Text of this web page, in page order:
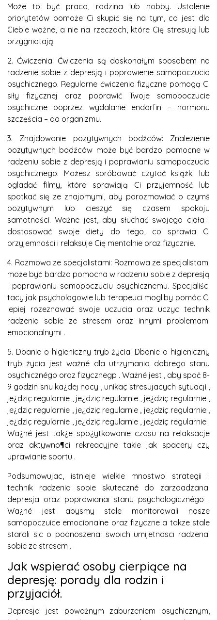
Może to być praca, rodzina lub hobby. Ustalenie
priorytetów pomoże Ci skupić się na tym, co jest dla
Ciebie ważne, a nie na rzeczach, które Cię stresują lub
przygniatają.
2. Ćwiczenia: Ćwiczenia są doskonałym sposobem na
radzenie sobie z depresją i poprawienie samopoczucia
psychicznego. Regularne ćwiczenia fizyczne pomogą Ci
siły fizycznej oraz poprawić Twoje samopoczucie
psychiczne poprzez wydalanie endorfin – hormonu
szczęścia – do organizmu.
3. Znajdowanie pozytywnych bodźców: Znalezienie
pozytywnych bodźców może być bardzo pomocne w
radzeniu sobie z depresją i poprawianiu samopoczucia
psychicznego. Możesz spróbować czytać książki lub
ogladać filmy, które sprawiają Ci przyjemność lub
spotkać się ze znajomymi, aby porozmawiać o czymś
pozytywnym lub cieszyć się czasem spokoju
samotności. Ważne jest, aby słuchać swojego ciała i
dostosować swoje diety do tego, co sprawia Ci
przyjemności i relaksuje Cię mentalnie oraz fizycznie.
4. Rozmowa ze specjalistami: Rozmowa ze specjalistami
może być bardzo pomocna w radzeniu sobie z depresją
i poprawianiu samopoczuciu psychicznemu. Specjaliści
tacy jak psychologowie lub terapeuci mogliby pomóc Ci
lepiej rozeznawać swoje uczucia oraz uczyc technik
radzenia sobie ze stresem oraz innymi problemami
emocionalnymi .
5. Dbanie o higieniczny tryb życia: Dbanie o higieniczny
tryb życia jest ważné dla utrzymania dobrego stanu
psychicznégo oraz fizycznegp . Ważné jest , aby spač 8-
9 godzin snu ka¿dej nocy , unikaç stresujacych sytuacji ,
je¿dziç regularnie , je¿dziç regularnie , je¿dziç regularnie ,
je¿dziç regularnie , je¿dziç regularnie , je¿dziç regularnie ,
je¿dziç regularnie , je¿dziç regularnie , je¿dziç regularnie .
Wa¿né jest tak¿e spo¿ytkowanie czasu na relaksacje
oraz aktywno¶ci rekreacyjne takie jak spacery czy
uprawianie sportu .
Podsumowujac, istnieje wielkie mnostwo strategii i
technik radzenia sobie skuteczné do zarzaadzanai
depresja oraz poprawianai stanu psychologicznégo .
Wa¿né jest abysmy stale monitorowali nasze
samopoczuice emocionalne oraz fizyczne a takze stale
starali sic o podnoszenai swoich umijetnosci radzenai
sobie ze stresem .
Jak wspierać osoby cierpiące na
depresję: porady dla rodzin i
przyjaciół.
Depresja jest poważnym zaburzeniem psychicznym,